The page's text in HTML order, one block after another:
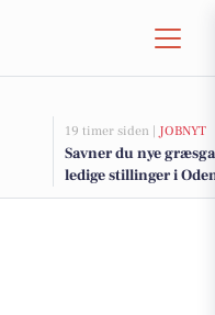
19 timer siden | JOBNYT
Savner du nye
ledige stillinger i